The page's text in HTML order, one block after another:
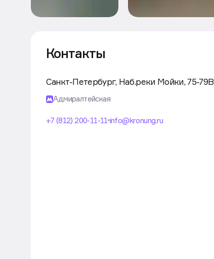
Контакты
Санкт-Петербург, Наб.реки Мойки, 75-79В
Адмиралтейская
+7 (812) 200-11-11 info@kronung.ru